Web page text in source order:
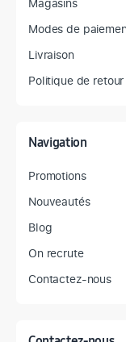
Modes de
Livraison
Politique de retour
Navigation
Promotions
Nouveautés
Blog
On recrute
Contactez-nous